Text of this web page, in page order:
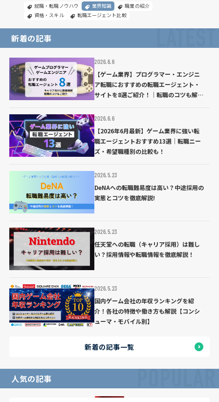
就職・転職ノウハウ 業界知識
職業の紹介
資格・スキル
転職エージェント比較
新着の記事 LATEST
2026.6.6
【ゲーム業界】プログラマー・エンジニ
ア転職におすすめの転職エージェント・
サイトを8選ご紹介！｜転職のコツも解説
2026.6.6
【2026年6月最新】ゲーム業界に強い転
職エージェントおすすめ13選｜転職ニー
ズ・希望職種別の比較も！
2026.5.23
DeNAへの転職難易度は高い？中途採用の
実態とコツを徹底解説!
2026.5.23
任天堂への転職（キャリア採用）は難し
い？採用情報や転職情報を徹底解説！
2026.5.23
国内ゲーム会社の年収ランキングを紹
介！各社の特徴や働き方も解説【コンシ
ューマ・モバイル別】
新着の記事一覧
人気の記事 POPULAR